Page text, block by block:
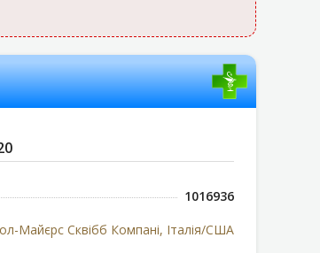
1016936
Майєрс Сквібб Компані, Італія/США